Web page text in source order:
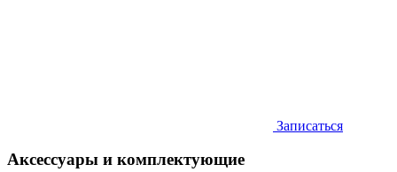
Записаться
Аксессуары и комплектующие